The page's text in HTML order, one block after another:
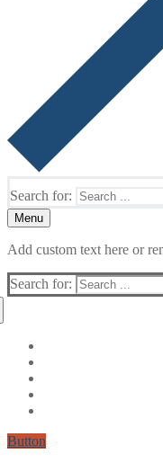
Search for:
Menu
Add custom text here or
Search for:
Button